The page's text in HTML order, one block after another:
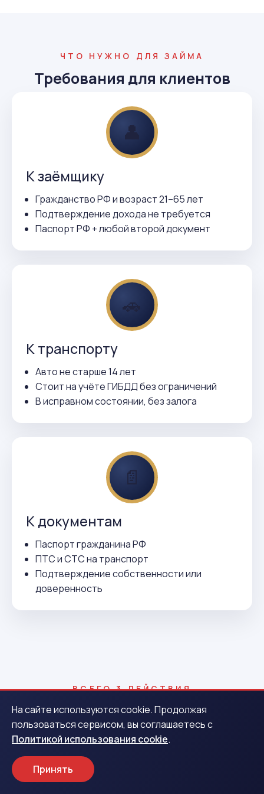
ЧТО НУЖНО ДЛЯ ЗАЙМА
Требования для клиентов
👤
К заёмщику
Гражданство РФ и возраст 21–65 лет
Подтверждение дохода не требуется
Паспорт РФ + любой второй документ
🚗
К транспорту
Авто не старше 14 лет
Стоит на учёте ГИБДД без ограничений
В исправном состоянии, без залога
📄
К документам
Паспорт гражданина РФ
ПТС и СТС на транспорт
Подтверждение собственности или
доверенность
ВСЕГО 3 ДЕЙСТВИЯ
Как получить деньги в
Куровском
1
На сайте используются cookie. Продолжая
пользоваться сервисом, вы соглашаетесь с
Политикой использования cookie.
Принять